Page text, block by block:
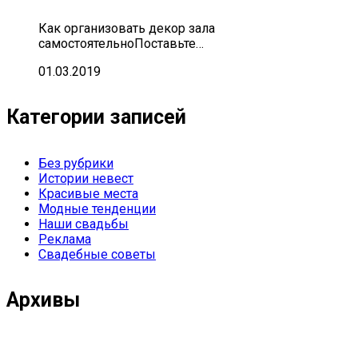
Как организовать декор зала
самостоятельноПоставьте…
01.03.2019
Категории записей
Без рубрики
Истории невест
Красивые места
Модные тенденции
Наши свадьбы
Реклама
Свадебные советы
Архивы